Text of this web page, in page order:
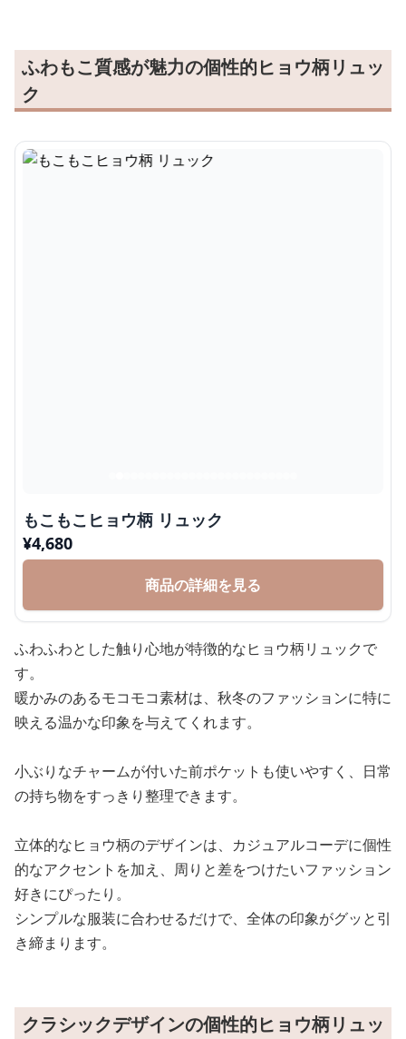
ふわもこ質感が魅力の個性的ヒョウ柄リュッ
ク
もこもこヒョウ柄 リュック
¥4,680
商品の詳細を見る
ふわふわとした触り心地が特徴的なヒョウ柄リュックで
す。
暖かみのあるモコモコ素材は、秋冬のファッションに特に
映える温かな印象を与えてくれます。
小ぶりなチャームが付いた前ポケットも使いやすく、日常
の持ち物をすっきり整理できます。
立体的なヒョウ柄のデザインは、カジュアルコーデに個性
的なアクセントを加え、周りと差をつけたいファッション
好きにぴったり。
シンプルな服装に合わせるだけで、全体の印象がグッと引
き締まります。
クラシックデザインの個性的ヒョウ柄リュッ